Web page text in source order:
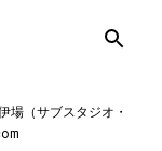
ツに移動
（サブスタジオ・